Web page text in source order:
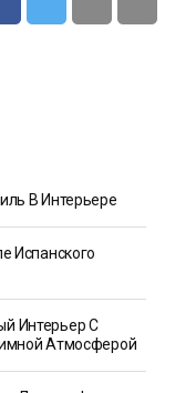
В Интерьере
Испанского
Интерьер С
Атмосферой